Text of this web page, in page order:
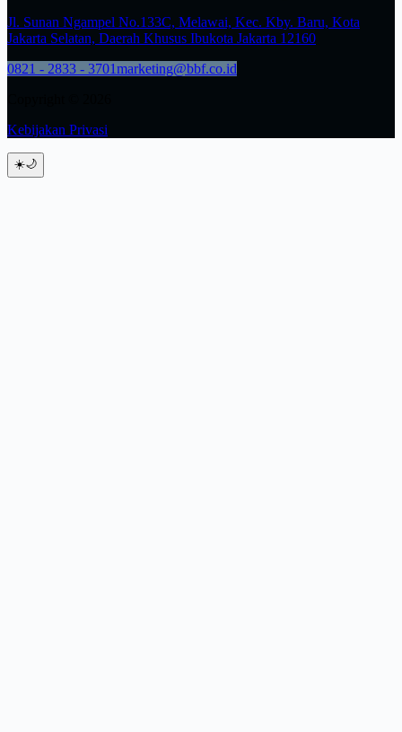
Jl. Sunan Ngampel No.133C, Melawai, Kec. Kby. Baru, Kota
Jakarta Selatan, Daerah Khusus Ibukota Jakarta 12160
0821 - 2833 - 3701marketing@bbf.co.id
Kebijakan Privasi
☀️🌙